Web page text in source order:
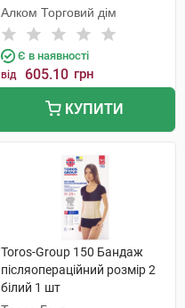
Євро розмір 5 1 шт
Алком Торговий дім
Є в наявності
від 605.10 грн
КУПИТИ
Toros-Group 150 Бандаж
післяопераційний розмір 2
білий 1 шт